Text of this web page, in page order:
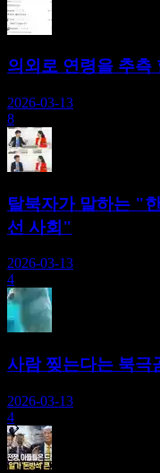
의외로 연령을 추측
2026-03-13
8
탈북자가 말하는 "
선 사회"
2026-03-13
4
사람 찢는다는 북극
2026-03-13
4